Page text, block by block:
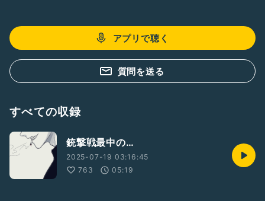
アプリで聴く
質問を送る
すべての収録
銃撃戦最中の…
2025-07-19 03:16:45
763
05:19